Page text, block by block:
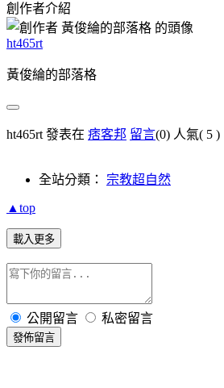
創作者介紹
ht465rt
黃俊綸的部落格
ht465rt 發表在 痞客邦 留言(0) 人氣( 5 )
全站分類： 宗教超自然
▲top
載入更多
公開留言 私密留言
發佈留言